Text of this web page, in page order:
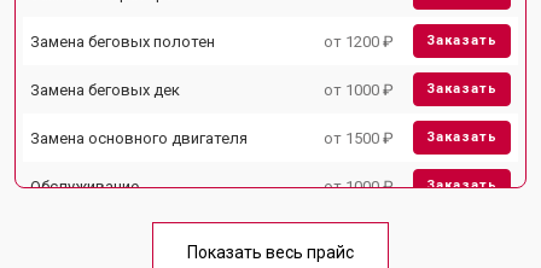
Замена беговых полотен от 1200 ₽ Заказать
Замена беговых дек от 1000 ₽ Заказать
Замена основного двигателя от 1500 ₽ Заказать
Обслуживание от 1000 ₽ Заказать
Показать весь прайс